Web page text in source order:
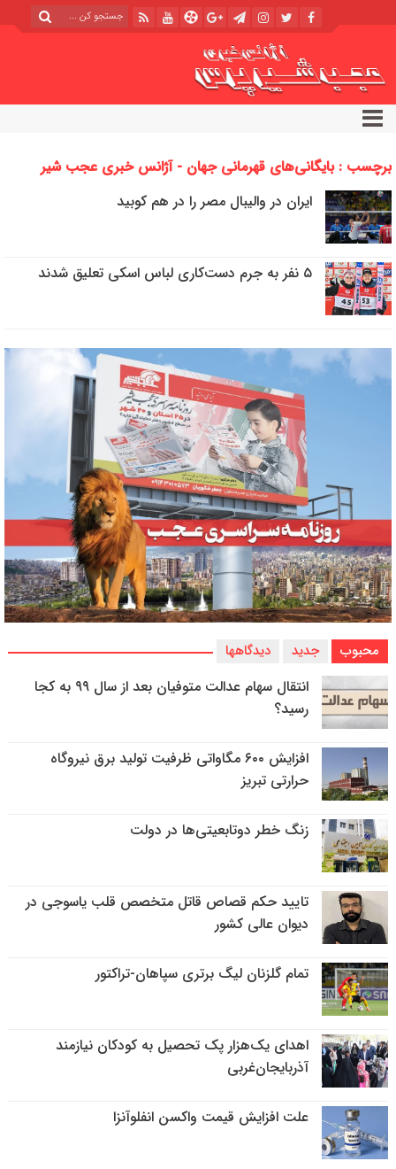
برچسب : بایگانی‌های قهرمانی جهان - آژانس خبری عجب شیر
پرس
ایران در والیبال مصر را در هم کوبید
۵ نفر به جرم دست‌کاری لباس اسکی تعلیق شدند
محبوب جدید دیدگاهها
انتقال سهام عدالت متوفیان بعد از سال ۹۹ به کجا
رسید؟
افزایش ۶۰۰ مگاواتی ظرفیت تولید برق نیروگاه
حرارتی تبریز
زنگ خطر دوتابعیتی‌ها در دولت
تایید حکم قصاص قاتل متخصص قلب یاسوجی در
دیوان عالی کشور
تمام گلزنان لیگ‌ برتری سپاهان-تراکتور
اهدای یک‌هزار پک تحصیل به کودکان نیازمند
آذربایجان‌غربی
علت افزایش قیمت واکسن انفلوآنزا